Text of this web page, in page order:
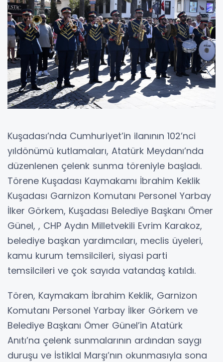
Kuşadası’nda Cumhuriyet’in ilanının 102’nci
yıldönümü kutlamaları, Atatürk Meydanı’nda
düzenlenen çelenk sunma töreniyle başladı.
Törene Kuşadası Kaymakamı İbrahim Keklik
Kuşadası Garnizon Komutanı Personel Yarbay
İlker Görkem, Kuşadası Belediye Başkanı Ömer
Günel, , CHP Aydın Milletvekili Evrim Karakoz,
belediye başkan yardımcıları, meclis üyeleri,
kamu kurum temsilcileri, siyasi parti
temsilcileri ve çok sayıda vatandaş katıldı.
Tören, Kaymakam İbrahim Keklik, Garnizon
Komutanı Personel Yarbay İlker Görkem ve
Belediye Başkanı Ömer Günel’in Atatürk
Anıtı’na çelenk sunmalarının ardından saygı
duruşu ve İstiklal Marşı’nın okunmasıyla sona